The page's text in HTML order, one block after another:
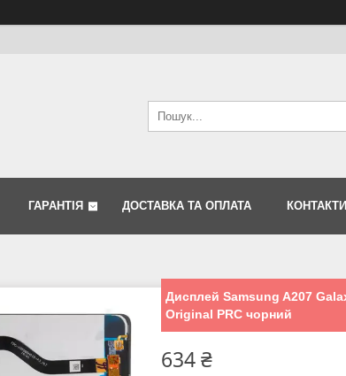
ГАРАНТІЯ ДОСТАВКА ТА ОПЛАТА КОНТАКТИ
Дисплей Samsung A207
Original PRC чорний
634 ₴